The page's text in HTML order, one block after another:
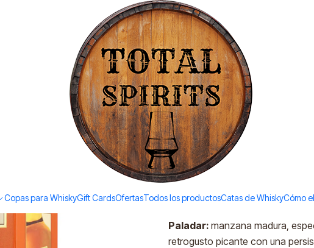
Copas para WhiskyGift CardsOfertasTodos los productosCatas de WhiskyCómo
Todos los productos estan en stock. Despachamos a todo Chile.
|
Boulard
700ml)
Add to Wishlist
DESCRIPTION
Aroma: manzana y vainilla
Paladar: manzana madura,
retrogusto picante con una